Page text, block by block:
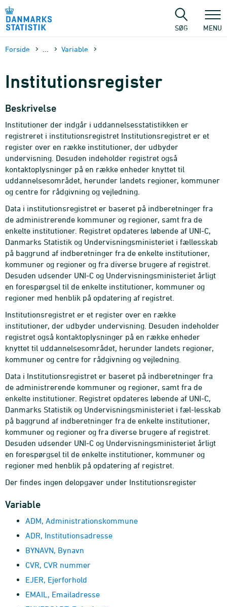
sidens
SØG MENU
Forside Variable
Institutionsregister
Beskrivelse
Institutioner der indgår i uddannelsesstatistikken er
registreret i institutionsregistret Institutionsregistret er et
register over en række institutioner, der udbyder
undervisning. Desuden indeholder registret også
kontaktoplysninger på en række enheder knyttet til
uddannelsesområdet, herunder landets regioner, kommuner
og centre for rådgivning og vejledning.
Data i institutionsregistret er baseret på indberetninger fra
de administrerende kommuner og regioner, samt fra de
enkelte institutioner. Registret opdateres løbende af UNI-C,
Danmarks Statistik og Undervisningsministeriet i fællesskab
på baggrund af indberetninger fra de enkelte institutioner,
kommuner og regioner og fra diverse brugere af registret.
Desuden udsender UNI-C og Undervisningsministeriet årligt
en forespørgsel til de enkelte institutioner, kommuner og
regioner med henblik på opdatering af registret.
Institutionsregistret er et register over en række
institutioner, der udbyder undervisning. Desuden indeholder
registret også kontaktoplysninger på en række enheder
knyttet til uddannelsesområdet, herunder landets regioner,
kommuner og centre for rådgivning og vejledning.
Data i Institutionsregistret er baseret på indberetninger fra
de administrerende kommuner og regioner, samt fra de
enkelte institutioner. Registret opdateres løbende af UNI-C,
Danmarks Statistik og Undervisningsministeriet i fæl-lesskab
på baggrund af indberetninger fra de enkelte institutioner,
kommuner og regioner og fra diverse brugere af registret.
Desuden udsender UNI-C og Undervisningsministeriet årligt
en forespørgsel til de enkelte institutioner, kommuner og
regioner med henblik på opdatering af registret.
Der findes ingen delopgaver under Institutionsregister
Variable
ADM, Administrationskommune
ADR, Institutionsadresse
BYNAVN, Bynavn
CVR, CVR nummer
EJER, Ejerforhold
EMAIL, Emailadresse